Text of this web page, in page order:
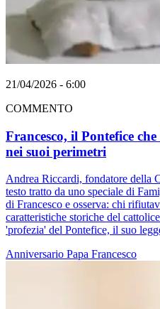
21/04/2026 - 6:00
COMMENTO
Francesco, il Pontefice
nei suoi perimetri
Andrea Riccardi, fondatore della
testo tratto da uno speciale di
di Francesco e osserva: chi
caratteristiche storiche del
'profezia' del Pontefice, il suo
Anniversario Papa Francesco